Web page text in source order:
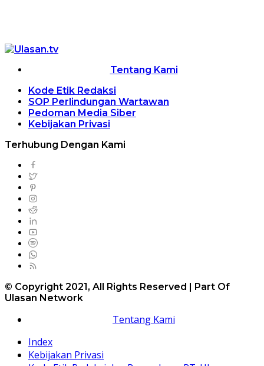
Tentang Kami
Kode Etik Redaksi
SOP Perlindungan Wartawan
Pedoman Media Siber
Kebijakan Privasi
Terhubung Dengan Kami
© Copyright 2021, All Rights Reserved | Part Of
Ulasan Network
Tentang Kami
Index
Kebijakan Privasi